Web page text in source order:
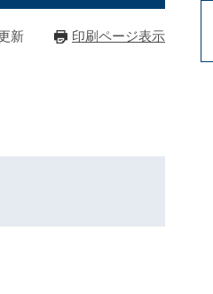
新 印刷ページ表示